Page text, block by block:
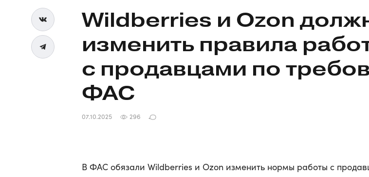
Wildberries и Ozon
изменить правила
с продавцами по
ФАС
07.10.2025 296
В ФАС обязали Wildberries и Ozon изменить нормы работы с